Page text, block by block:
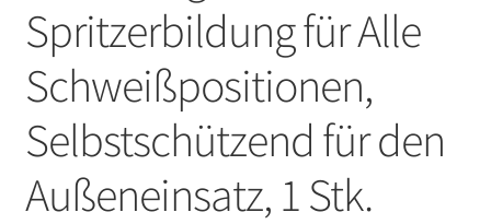
Spritzerbildung für Alle
Schweißpositionen,
Selbstschützend für den
Außeneinsatz, 1 Stk.